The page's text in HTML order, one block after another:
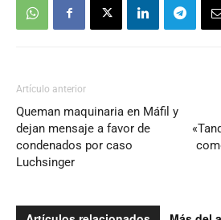
Artículo anterior
Queman maquinaria en Máfil y
dejan mensaje a favor de
condenados por caso
Luchsinger